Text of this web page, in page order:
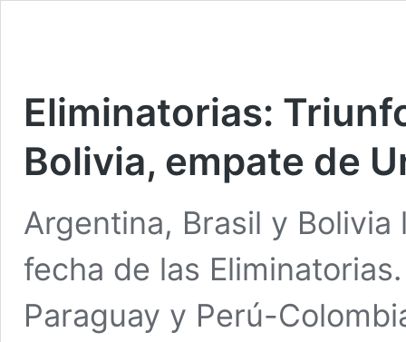
Eliminatorias:
Bolivia, empate de
Argentina, Brasil y
fecha de las
Paraguay y Perú-